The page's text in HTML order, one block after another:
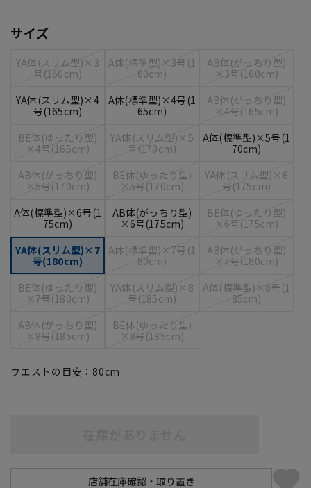
サイズ
YA体(スリム型)×3
号(160cm)
A体(標準型)×3号(1
60cm)
AB体(がっちり型)
×3号(160cm)
YA体(スリム型)×4
号(165cm)
A体(標準型)×4号(1
65cm)
AB体(がっちり型)
×4号(165cm)
BE体(ゆったり型)
×4号(165cm)
YA体(スリム型)×5
号(170cm)
A体(標準型)×5号(1
70cm)
AB体(がっちり型)
×5号(170cm)
BE体(ゆったり型)
×5号(170cm)
YA体(スリム型)×6
号(175cm)
A体(標準型)×6号(1
75cm)
AB体(がっちり型)
×6号(175cm)
BE体(ゆったり型)
×6号(175cm)
YA体(スリム型)×7
号(180cm)
A体(標準型)×7号(1
80cm)
AB体(がっちり型)
×7号(180cm)
BE体(ゆったり型)
×7号(180cm)
YA体(スリム型)×8
号(185cm)
A体(標準型)×8号(1
85cm)
AB体(がっちり型)
×8号(185cm)
BE体(ゆったり型)
×8号(185cm)
ウエストの目安： 80cm